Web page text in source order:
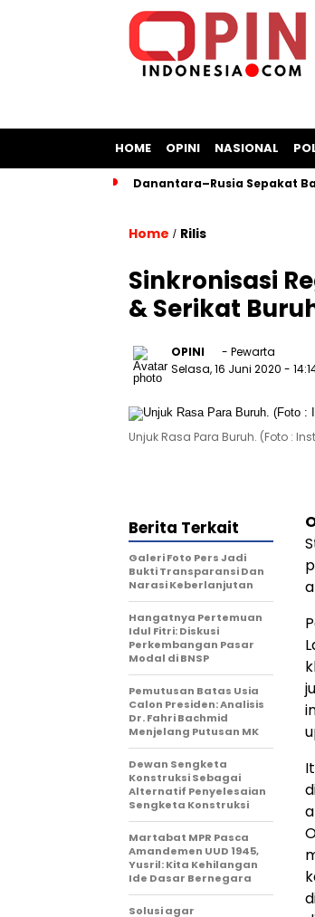
HOME OPINI NASIONAL
Danantara–Rusia Sepakat
Home / Rilis
Sinkronisasi
& Serikat
OPINI
- Pewarta
Selasa, 16 Juni 2020 -
Unjuk Rasa Para Buruh. (Foto :
Berita Terkait
Galeri Foto Pers Jadi
Bukti Transparansi Dan
Narasi Keberlanjutan
Hangatnya Pertemuan
Idul Fitri: Diskusi
Perkembangan Pasar
Modal di BNSP
Pemutusan Batas Usia
Calon Presiden: Analisis
Dr. Fahri Bachmid
Menjelang Putusan MK
Dewan Sengketa
Konstruksi Sebagai
Alternatif Penyelesaian
Sengketa Konstruksi
Martabat MPR Pasca
Amandemen UUD 1945,
Yusril: Kita Kehilangan
Ide Dasar Bernegara
Solusi agar